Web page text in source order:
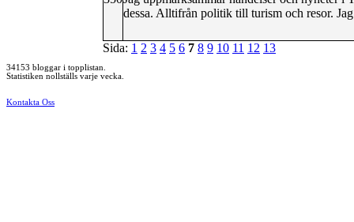
dessa. Alltifrån politik till turism och resor.
Sida: 1 2 3 4 5 6 7 8 9 10 11 12 13
34153 bloggar i topplistan.
Statistiken nollställs varje vecka.
Kontakta Oss